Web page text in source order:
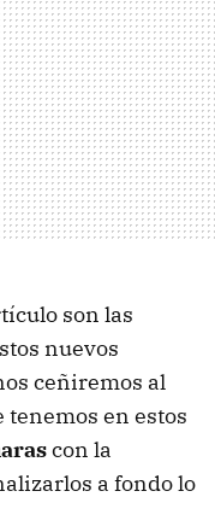
son las
nuevos
ceñiremos al
en estos
con la
a fondo lo